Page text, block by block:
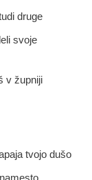
druge
svoje
v župniji
tvojo dušo